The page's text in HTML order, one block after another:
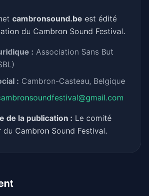
cambronsound.be est édité
du Cambron Sound Festival.
: Association Sans But
: Cambron-Casteau, Belgique
de la publication : Le comité
Cambron Sound Festival.